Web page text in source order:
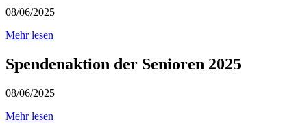
08/06/2025
Mehr lesen
Spendenaktion der Senioren 2025
08/06/2025
Mehr lesen